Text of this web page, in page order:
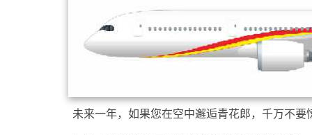
未来一年，如果您在空中邂逅青花郎，千万不